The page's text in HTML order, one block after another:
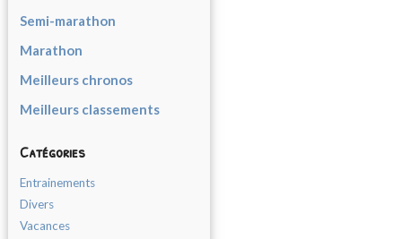
Semi-marathon
Marathon
Meilleurs chronos
Meilleurs classements
Catégories
Entrainements
Divers
Vacances